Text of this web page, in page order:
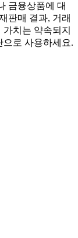
금융상품에 대
판매 결과, 거래
치는 약속되지
으로 사용하세요.